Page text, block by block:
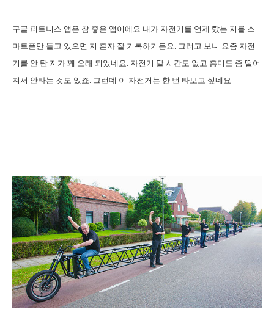
구글 피트니스 앱은 참 좋은 앱이에요 내가 자전거를 언제 탔는 지를 스
마트폰만 들고 있으면 지 혼자 잘 기록하거든요. 그러고 보니 요즘 자전
거를 안 탄 지가 꽤 오래 되었네요. 자전거 탈 시간도 없고 흥미도 좀 떨어
져서 안타는 것도 있죠. 그런데 이 자전거는 한 번 타보고 싶네요